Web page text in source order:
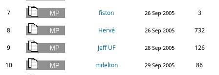
7 fiston 26 Sep 2005 3
8 Hervé 26 Sep 2005 732
9 Jeff UF 28 Sep 2005 126
10 mdelton 29 Sep 2005 86